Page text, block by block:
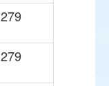
279
279